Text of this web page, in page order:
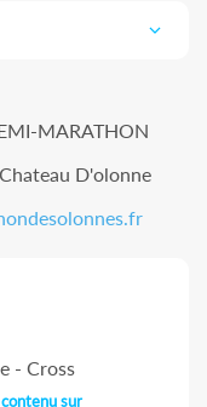
MARATHON
D'olonne
- Cross
sur